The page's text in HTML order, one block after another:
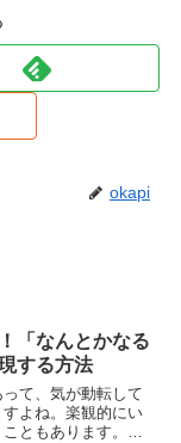
okapi
「なんとかなる
する方法
て、気が動転して
よね。楽観的にい
ともあります。